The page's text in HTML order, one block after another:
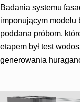
Badania systemu
imponującym modelu
poddana próbom,
etapem był test
generowania